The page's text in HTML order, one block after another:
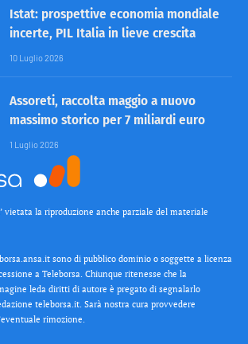
Istat: prospettive economia mondiale
incerte, PIL Italia in lieve crescita
10 Luglio 2026
Assoreti, raccolta maggio a nuovo
massimo storico per 7 miliardi euro
1 Luglio 2026
vietata la riproduzione anche parziale del materiale
sono di pubblico dominio o soggette a licenza
a Teleborsa. Chiunque ritenesse che la
leda diritti di autore è pregato di segnalarlo
teleborsa.it. Sarà nostra cura provvedere
rimozione.